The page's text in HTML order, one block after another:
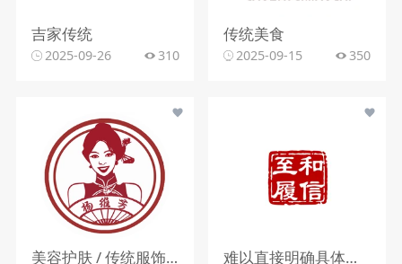
吉家传统
2025-09-26 310
传统美食
2025-09-15 350
美容护肤 / 传统服饰行业 难以直接明确具体行业，可能涉及传统商业、文化服务、信用管理等